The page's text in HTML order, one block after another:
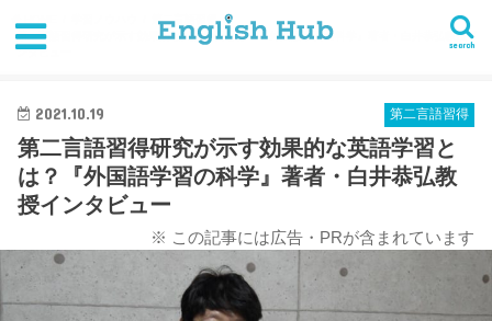
search
第二言語習得
第二言語習得研究が示す効果的な英語学習とは？『外国語学習の科学』著者・白井恭弘教授イ
ンタビュー
第二言語習得
2021.10.19
第二言語習得研究が示す効果的な英語学習と
は？『外国語学習の科学』著者・白井恭弘教
授インタビュー
※ この記事には広告・PRが含まれています